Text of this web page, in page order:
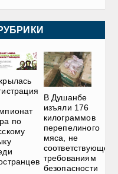
по
В Душанбе
изъяли 176
килограммов
перепелиного
мяса, не
соответствующего
требованиям
безопасности